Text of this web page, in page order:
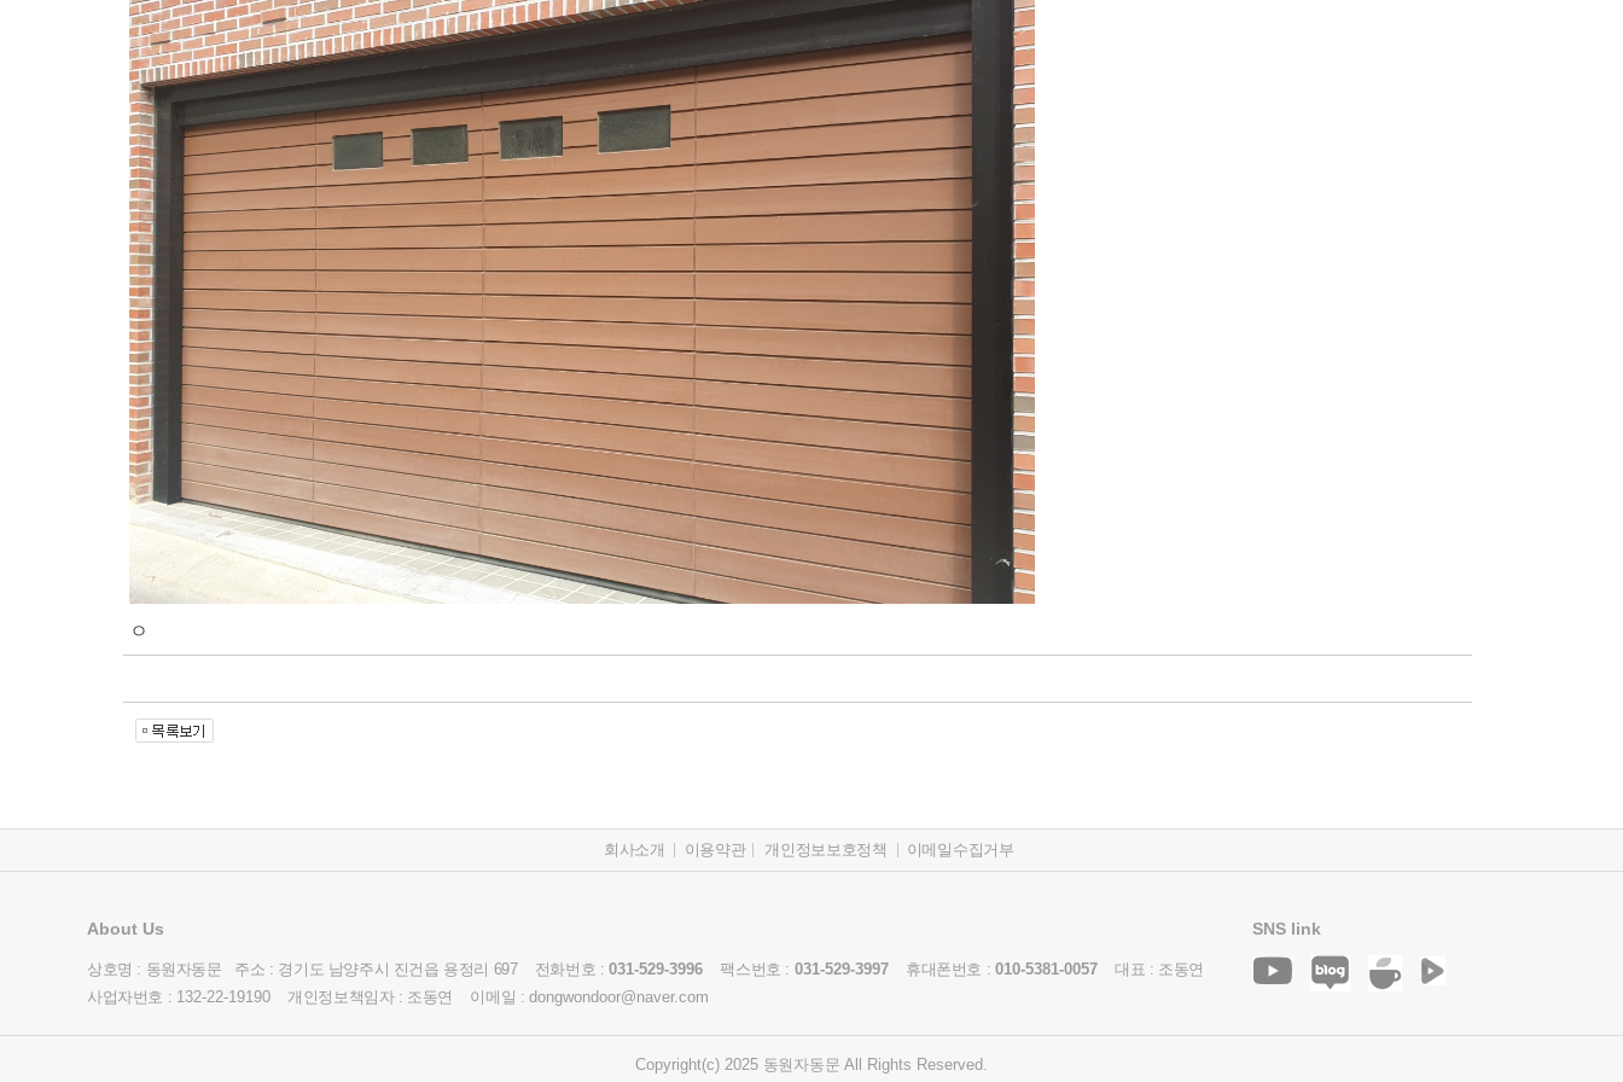
ㅇ
회사소개 이용약관 개인정보보호정책 이메일수집거부
About Us
상호명 : 동원자동문 주소 : 경기도 남양주시 진건읍 용정리 697 전화번호 : 031-529-3996팩스번호 : 031-529-3997휴대폰번호 : 010-5381-0057대표 : 조동연
사업자번호 : 132-22-19190개인정보책임자 : 조동연 이메일 : dongwondoor@naver.com
SNS link
Copyright(c) 2025 동원자동문 All Rights Reserved.